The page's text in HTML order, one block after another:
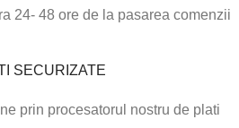
24- 48 ore de la pasarea comenzii
SECURIZATE
prin procesatorul nostru de plati